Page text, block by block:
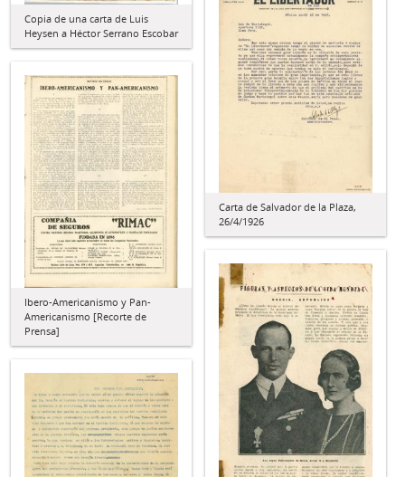
Copia de una carta de Luis
Heysen a Héctor Serrano Escobar
Carta de Salvador de la Plaza,
26/4/1926
Ibero-Americanismo y Pan-
Americanismo [Recorte de
Prensa]